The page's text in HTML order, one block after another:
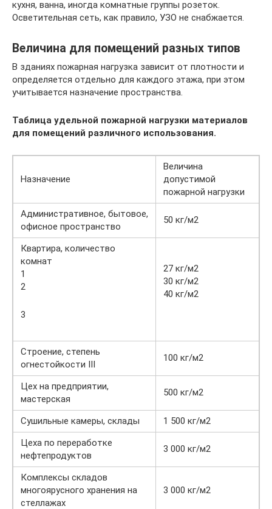
кухня, ванна, иногда комнатные группы розеток.
Осветительная сеть, как правило, УЗО не снабжается.
Величина для помещений разных типов
В зданиях пожарная нагрузка зависит от плотности и
определяется отдельно для каждого этажа, при этом
учитывается назначение пространства.
Таблица удельной пожарной нагрузки материалов
для помещений различного использования.
Назначение
Величина
допустимой
пожарной нагрузки
Административное, бытовое,
офисное пространство
50 кг/м2
Квартира, количество
комнат
1
2
3
27 кг/м2
30 кг/м2
40 кг/м2
Строение, степень
огнестойкости III
100 кг/м2
Цех на предприятии,
мастерская
500 кг/м2
Сушильные камеры, склады
1 500 кг/м2
Цеха по переработке
нефтепродуктов
3 000 кг/м2
Комплексы складов
многоярусного хранения на
стеллажах
3 000 кг/м2